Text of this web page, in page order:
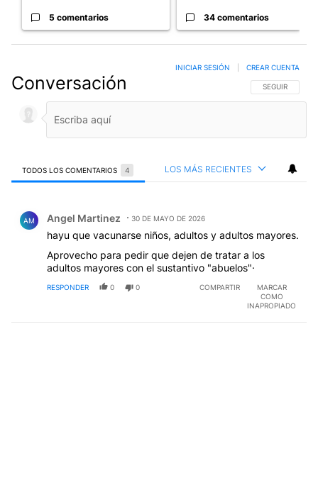
5 comentarios 34 comentarios
Conversación SIGA ESTA
SEGUIR
INICIAR SESIÓN CREAR CUENTA
TODOS LOS COMENTARIOS 4 LOS MÁS RECIENTES
AM Angel Martinez 30 DE MAYO DE 2026
hayu que vacunarse niños, adultos y adultos mayores.
Aprovecho para pedir que dejen de tratar a los
adultos mayores con el sustantivo "abuelos"·
RESPONDER 0 0 COMPARTIR
MARCAR
COMO
INAPROPIADO